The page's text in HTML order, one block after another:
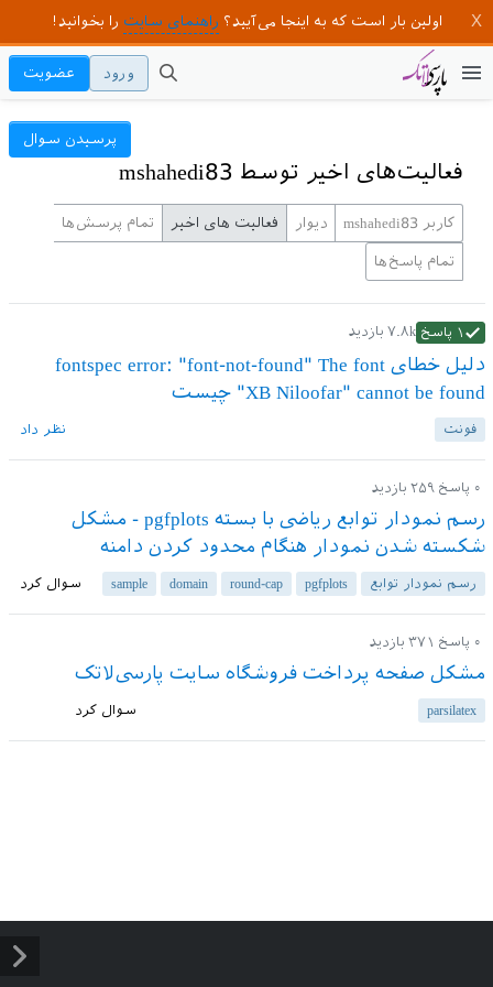
اولین بار است که به اینجا می‌آیید؟ راهنمای سایت را بخوانید!
ورود عضویت
فعالیت‌های اخیر توسط mshahedi83
پرسیدن سوال
کاربر mshahedi83 دیوار فعالیت های اخیر تمام پرسش‌ها
تمام پاسخ‌ها
۱ پاسخ ۷.۸k بازدید
دلیل خطای fontspec error: "font-not-found" The font
"XB Niloofar" cannot be found چیست
فونت نظر داد
۰ پاسخ ۲۵۹ بازدید
رسم نمودار توابع ریاضی با بسته pgfplots - مشکل
شکسته شدن نمودار هنگام محدود کردن دامنه
رسم نمودار توابع pgfplots
round-cap
domain
sample سوال کرد
۰ پاسخ ۳۷۱ بازدید
مشکل صفحه پرداخت فروشگاه سایت پارسی‌لاتک
parsilatex سوال کرد